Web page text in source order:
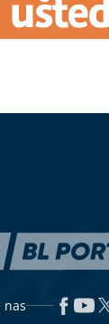
uživa
FIRMI